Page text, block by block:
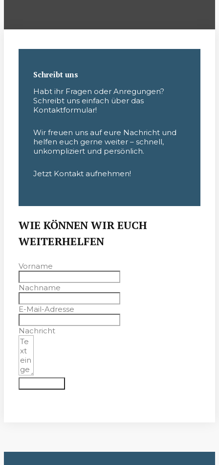
Schreibt uns
Habt ihr Fragen oder Anregungen?
Schreibt uns einfach über das
Kontaktformular!
Wir freuen uns auf eure Nachricht und
helfen euch gerne weiter – schnell,
unkompliziert und persönlich.
Jetzt Kontakt aufnehmen!
WIE KÖNNEN WIR EUCH
WEITERHELFEN
Vorname
Nachname
E-Mail-Adresse
Nachricht